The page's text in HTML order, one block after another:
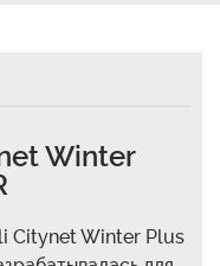
Winter
Citynet Winter Plus